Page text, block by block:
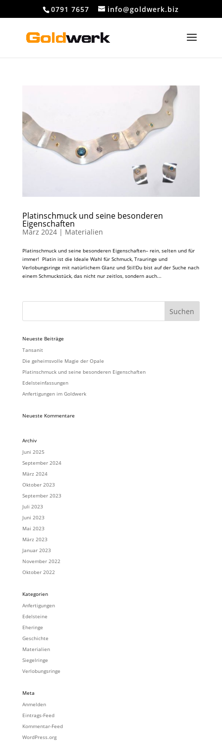
0791 7657 info@goldwerk.biz
Platinschmuck und seine besonderen
Eigenschaften
März 2024| Materialien
Platinschmuck und seine besonderen Eigenschaften– rein, selten und für
immer! Platin ist die Ideale Wahl für Schmuck, Trauringe und
Verlobungsringe mit natürlichem Glanz und Stil!Du bist auf der Suche nach
einem Schmuckstück, das nicht nur zeitlos, sondern auch...
Neueste Beiträge
Tansanit
Die geheimsvolle Magie der Opale
Platinschmuck und seine besonderen Eigenschaften
Edelsteinfassungen
Anfertigungen im Goldwerk
Neueste Kommentare
Archiv
Juni 2025
September 2024
März 2024
Oktober 2023
September 2023
Juli 2023
Juni 2023
Mai 2023
März 2023
Januar 2023
November 2022
Oktober 2022
Kategorien
Anfertigungen
Edelsteine
Eheringe
Geschichte
Materialien
Siegelringe
Verlobungsringe
Meta
Anmelden
Eintrags-Feed
Kommentar-Feed
WordPress.org